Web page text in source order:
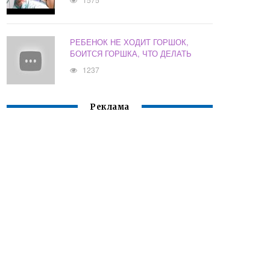
РЕБЕНОК НЕ ХОДИТ ГОРШОК,
БОИТСЯ ГОРШКА, ЧТО ДЕЛАТЬ
1237
Реклама